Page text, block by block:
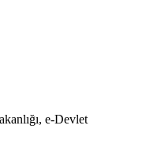
e-Devlet